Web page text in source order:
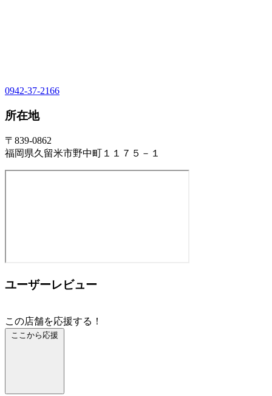
0942-37-2166
所在地
〒839-0862
福岡県久留米市野中町１１７５－１
ユーザーレビュー
この店舗を応援する！
ここから応援